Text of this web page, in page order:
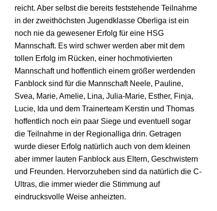
reicht. Aber selbst die bereits feststehende Teilnahme
in der zweithöchsten Jugendklasse Oberliga ist ein
noch nie da gewesener Erfolg für eine HSG
Mannschaft. Es wird schwer werden aber mit dem
tollen Erfolg im Rücken, einer hochmotivierten
Mannschaft und hoffentlich einem größer werdenden
Fanblock sind für die Mannschaft Neele, Pauline,
Svea, Marie, Amelie, Lina, Julia-Marie, Esther, Finja,
Lucie, Ida und dem Trainerteam Kerstin und Thomas
hoffentlich noch ein paar Siege und eventuell sogar
die Teilnahme in der Regionalliga drin. Getragen
wurde dieser Erfolg natürlich auch von dem kleinen
aber immer lauten Fanblock aus Eltern, Geschwistern
und Freunden. Hervorzuheben sind da natürlich die C-
Ultras, die immer wieder die Stimmung auf
eindrucksvolle Weise anheizten.